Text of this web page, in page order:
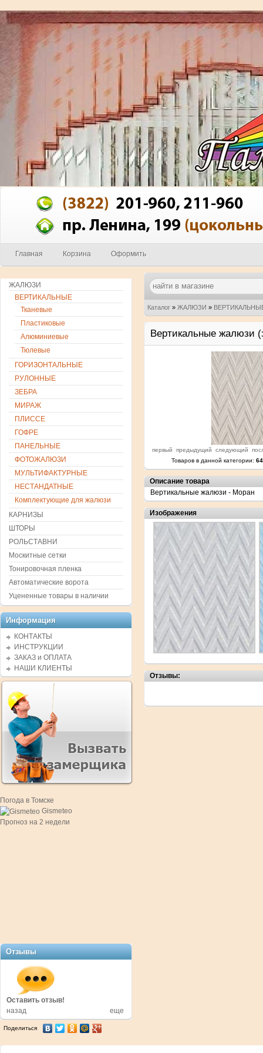
Главная Корзина Оформить
Каталог » ЖАЛЮЗИ »
Вертикальные жалюзи
первый предыдущий следующий
Товаров в данной категории: 64
Описание товара
Вертикальные жалюзи - Моран
Изображения
Отзывы:
ЖАЛЮЗИ
ВЕРТИКАЛЬНЫЕ
Тканевые
Пластиковые
Алюминиевые
Тюлевые
ГОРИЗОНТАЛЬНЫЕ
РУЛОННЫЕ
ЗЕБРА
МИРАЖ
ПЛИССЕ
ГОФРЕ
ПАНЕЛЬНЫЕ
ФОТОЖАЛЮЗИ
МУЛЬТИФАКТУРНЫЕ
НЕСТАНДАТНЫЕ
Комплектующие для жалюзи
КАРНИЗЫ
ШТОРЫ
РОЛЬСТАВНИ
Москитные сетки
Тонировочная пленка
Автоматические ворота
Уцененные товары в наличии
Информация
КОНТАКТЫ
ИНСТРУКЦИИ
ЗАКАЗ и ОПЛАТА
НАШИ КЛИЕНТЫ
Погода в Томске
Gismeteo
Прогноз на 2 недели
Отзывы
Оставить отзыв!
назад
еще
Поделиться